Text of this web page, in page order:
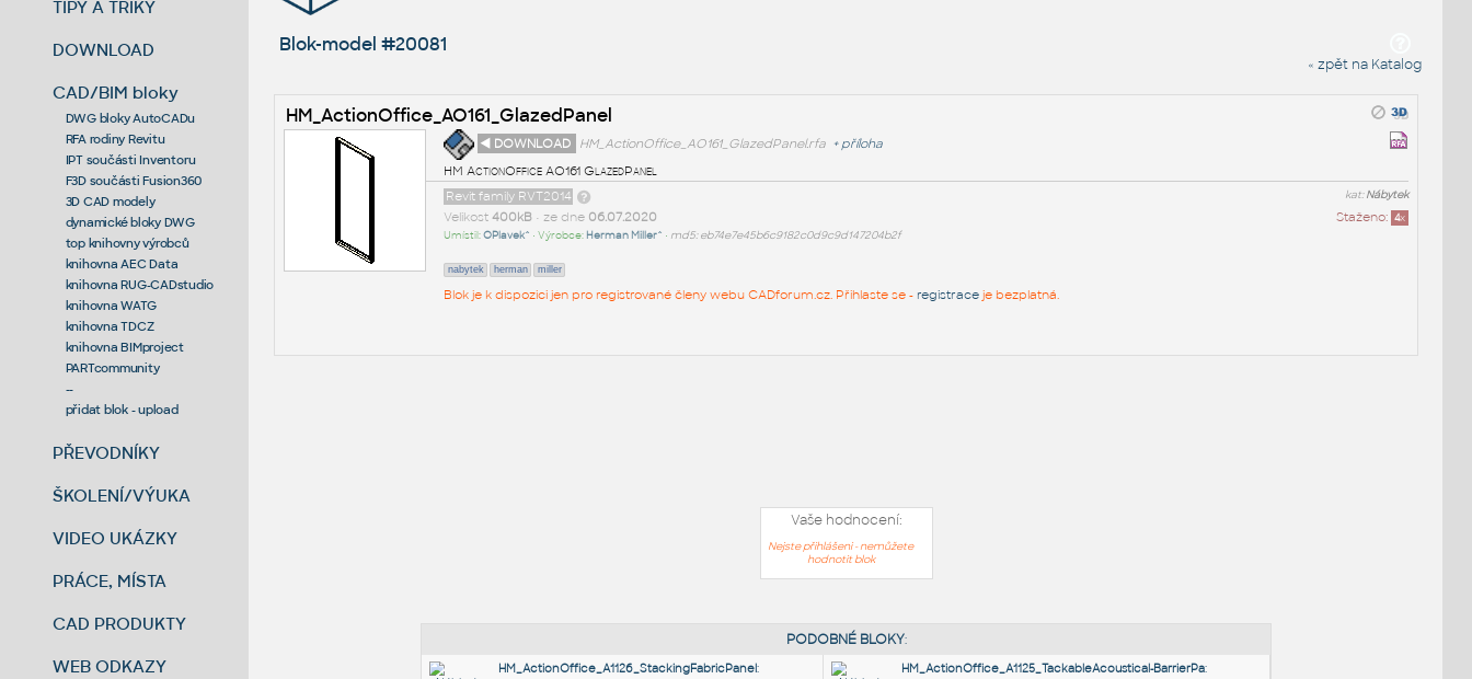
TIPY A TRIKY
DOWNLOAD
CAD/BIM bloky
DWG bloky AutoCADu
RFA rodiny Revitu
IPT součásti Inventoru
F3D součásti Fusion360
3D CAD modely
dynamické bloky DWG
top knihovny výrobců
knihovna AEC Data
knihovna RUG-CADstudio
knihovna WATG
knihovna TDCZ
knihovna BIMproject
PARTcommunity
--
přidat blok - upload
PŘEVODNÍKY
ŠKOLENÍ/VÝUKA
VIDEO UKÁZKY
PRÁCE, MÍSTA
CAD PRODUKTY
WEB ODKAZY
Blok-model #20081
« zpět na Katalog
HM_ActionOffice_AO161_GlazedPanel
◄ DOWNLOAD HM_ActionOffice_AO161_GlazedPanel.rfa + příloha
HM ActionOffice AO161 GlazedPanel
kat:Nábytek
Revit family RVT2014
Staženo: 4x
Velikost 400kB• ze dne 06.07.2020
Umístil:OPlavek^ • Výrobce: Herman Miller^ • md5: eb74e7e45b6c9182c0d9c9d147204b2f
nabytek herman miller
Blok je k dispozici jen pro registrované členy webu CADforum.cz. Přihlaste se - registraceje bezplatná.
Vaše hodnocení:
Nejste přihlášeni - nemůžete
hodnotit blok